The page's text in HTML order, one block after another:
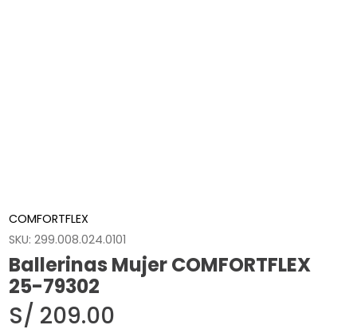
COMFORTFLEX
SKU:299.008.024.0101
Ballerinas Mujer COMFORTFLEX
25-79302
S/ 209.00